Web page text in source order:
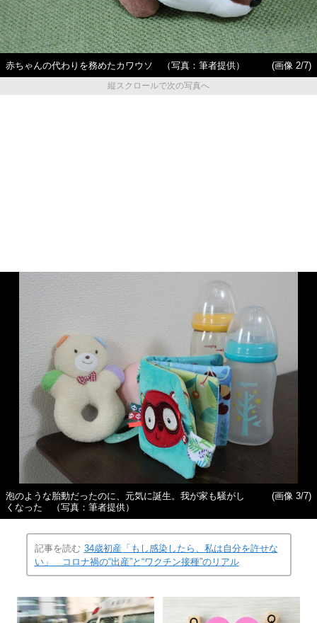
赤ちゃんの代わりを務めたカワウソ （写真：筆者提供）
(画像 2/7)
縦スクロールで次の写真へ
泡のような胎動だったのに、元気に誕生。我が家も騒がし
くなった （写真：筆者提供）
(画像 3/7)
記事を読む 34歳初産「もし感染したら、私は自分を許せな
い」 コロナ禍の“出産”と“ワクチン接種”のリアル